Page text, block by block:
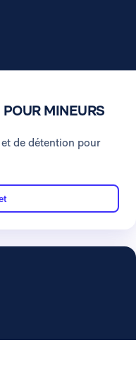
MINEURS
de détention pour